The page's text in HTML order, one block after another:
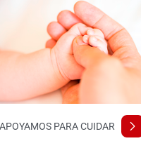
PARA CUIDAR